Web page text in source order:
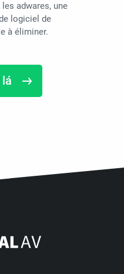
adwares, une
logiciel de
à éliminer.